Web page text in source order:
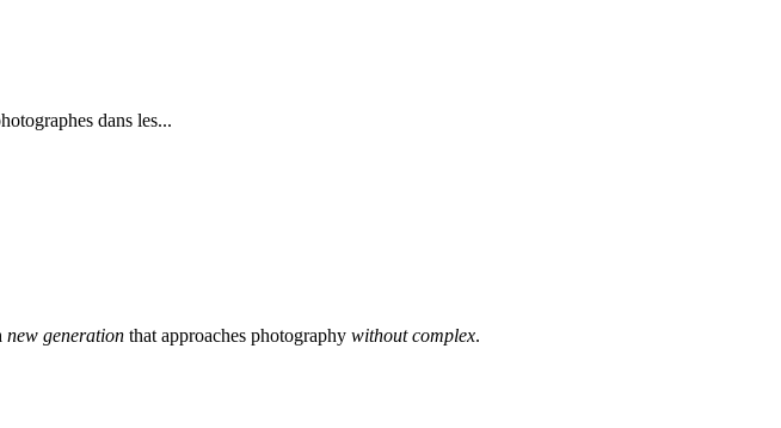
dans les...
new generation that approaches photography without complex.